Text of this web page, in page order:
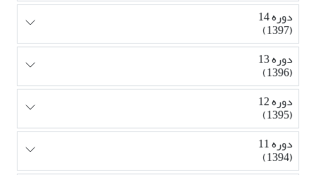
دوره 14
(1397)
دوره 13
(1396)
دوره 12
(1395)
دوره 11
(1394)